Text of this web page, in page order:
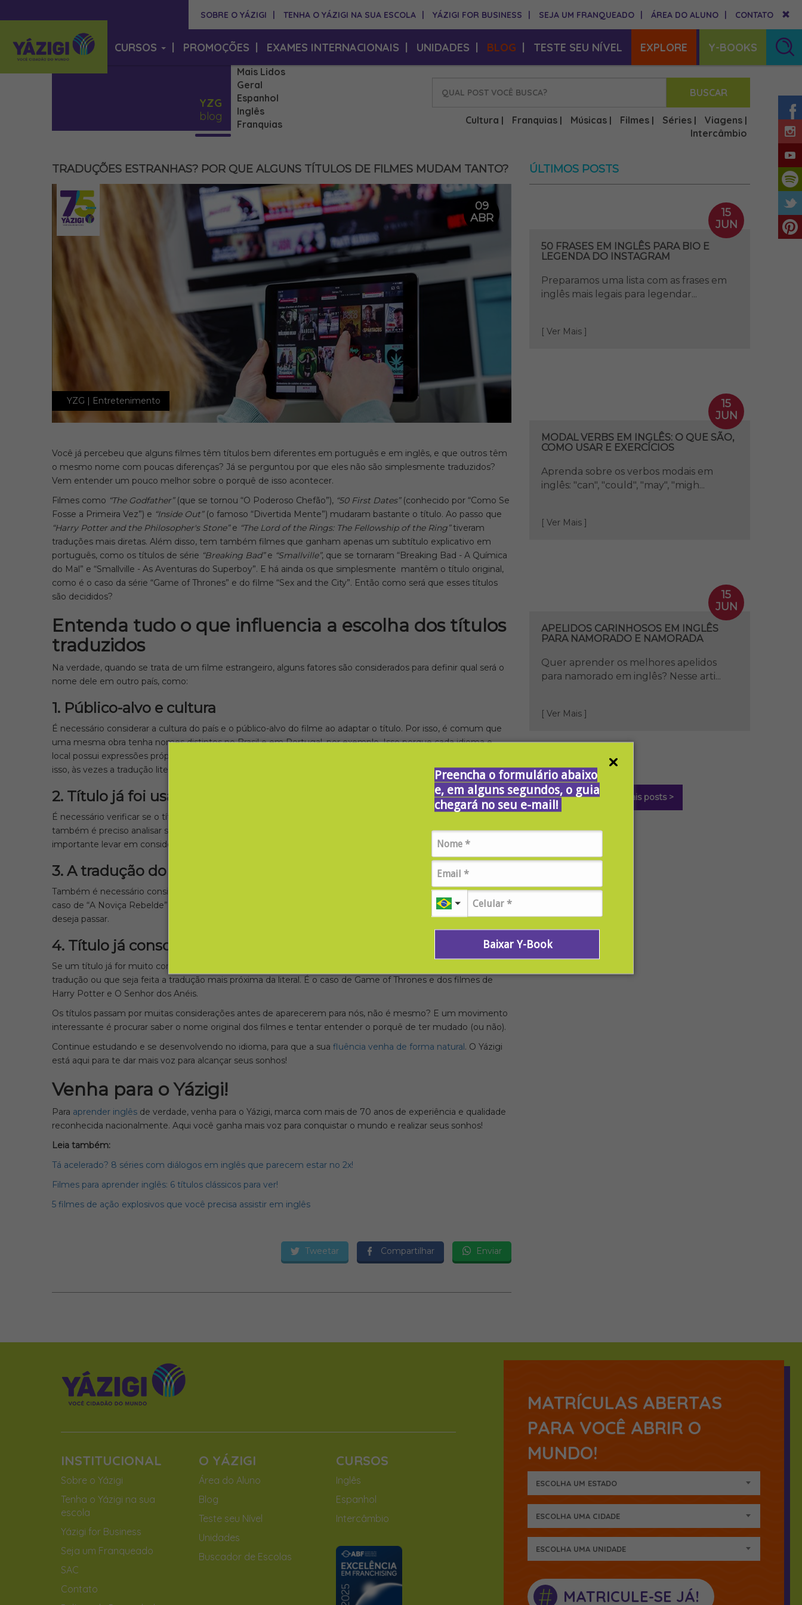
Preencha o formulário abaixo
e, em alguns segundos, o guia
chegará no seu e-mail!
Baixar Y-Book
SOBRE O YÁZIGI TENHA O YÁZIGI NA SUA ESCOLA YÁZIGI FOR BUSINESS SEJA UM FRANQUEADO ÁREA DO ALUNO CONTATO
CURSOS PROMOÇÕES EXAMES INTERNACIONAIS UNIDADES BLOG TESTE SEU NÍVEL EXPLORE Y-BOOKS
YZG
blog
Mais Lidos
Geral
Espanhol
Inglês
Franquias
BUSCAR
Cultura Franquias Músicas Filmes Séries Viagens
Intercâmbio
TRADUÇÕES ESTRANHAS? POR QUE ALGUNS TÍTULOS DE FILMES MUDAM TANTO?
YZG | Entretenimento
09
ABR
Você já percebeu que alguns filmes têm títulos bem diferentes em português e em inglês, e que outros têm
o mesmo nome com poucas diferenças? Já se perguntou por que eles não são simplesmente traduzidos?
Vem entender um pouco melhor sobre o porquê de isso acontecer.
Filmes como “The Godfather”(que se tornou “O Poderoso Chefão”), “50 First Dates”(conhecido por “Como Se
Fosse a Primeira Vez”) e “Inside Out”(o famoso “Divertida Mente”) mudaram bastante o título. Ao passo que
“Harry Potter and the Philosopher's Stone”e “The Lord of the Rings: The Fellowship of the Ring”tiveram
traduções mais diretas. Além disso, tem também filmes que ganham apenas um subtítulo explicativo em
português, como os títulos de série “Breaking Bad”e “Smallville”, que se tornaram “Breaking Bad - A Química
do Mal” e “Smallville - As Aventuras do Superboy”. E há ainda os que simplesmente mantêm o título original,
como é o caso da série “Game of Thrones” e do filme “Sex and the City”. Então como será que esses títulos
são decididos?
Entenda tudo o que influencia a escolha dos títulos
traduzidos
Na verdade, quando se trata de um filme estrangeiro, alguns fatores são considerados para definir qual será o
nome dele em outro país, como:
1. Público-alvo e cultura
É necessário considerar a cultura do país e o público-alvo do filme ao adaptar o título. Por isso, é comum que
uma mesma obra tenha nomes distintos no Brasil e em Portugal, por exemplo. Isso porque cada idioma e
local possui expressões próprias, gírias e recursos linguísticos que interferem na interpretação do público. Por
isso, às vezes a tradução literal não trará o mesmo impacto ou sentido que o título original.
2. Título já foi usado ou causa prejuízo?
É necessário verificar se o título escolhido já foi utilizado, evitando problemas com direitos autorais. Além disso,
também é preciso analisar se o que foi escolhido não pode ser mal-interpretado pelo público. Por isso, é muito
importante levar em consideração a cultura local.
3. A tradução do título faz sentido?
Também é necessário considerar se a tradução literal faz sentido e transmite a mensagem do filme. Como é o
caso de “A Noviça Rebelde” (
), que, em português, reforça a mensagem que o filme
deseja passar.
4. Título já consolidado
Se um título já for muito conhecido e tiver uma base de fãs considerável, é possível que não haja nenhuma
tradução ou que seja feita a tradução mais próxima da literal. É o caso de Game of Thrones e dos filmes de
Harry Potter e O Senhor dos Anéis.
Os títulos passam por muitas considerações antes de aparecerem para nós, não é mesmo? E um movimento
interessante é procurar saber o nome original dos filmes e tentar entender o porquê de ter mudado (ou não).
Continue estudando e se desenvolvendo no idioma, para que a sua fluência venha de forma natural. O Yázigi
está aqui para te dar mais voz para alcançar seus sonhos!
Venha para o Yázigi!
Para aprender inglês de verdade, venha para o Yázigi, marca com mais de 70 anos de experiência e qualidade
reconhecida nacionalmente. Aqui você ganha mais voz para conquistar o mundo e realizar seus sonhos!
Leia também:
Tá acelerado? 8 séries com diálogos em inglês que parecem estar no 2x!
Filmes para aprender inglês: 6 títulos clássicos para ver!
5 filmes de ação explosivos que você precisa assistir em inglês
Tweetar Compartilhar Enviar
ÚLTIMOS POSTS
15
JUN
50 FRASES EM INGLÊS PARA BIO E
LEGENDA DO INSTAGRAM
Preparamos uma lista com as frases em
inglês mais legais para legendar...
[ Ver Mais ]
15
JUN
MODAL VERBS EM INGLÊS: O QUE SÃO,
COMO USAR E EXERCÍCIOS
Aprenda sobre os verbos modais em
inglês: "can", "could", "may", "migh...
[ Ver Mais ]
15
JUN
APELIDOS CARINHOSOS EM INGLÊS
PARA NAMORADO E NAMORADA
Quer aprender os melhores apelidos
para namorado em inglês? Nesse arti...
[ Ver Mais ]
Ver mais posts >
INSTITUCIONAL
Sobre o Yázigi
Tenha o Yázigi na sua
escola
Yázigi for Business
Seja um Franqueado
SAC
Contato
O YÁZIGI
Área do Aluno
Blog
Teste seu Nível
Unidades
Buscador de Escolas
CURSOS
Inglês
Espanhol
Intercâmbio
MATRÍCULAS ABERTAS
PARA VOCÊ ABRIR O
MUNDO!
ESCOLHA UM ESTADO
ESCOLHA UMA CIDADE
ESCOLHA UMA UNIDADE
# MATRICULE-SE JÁ!